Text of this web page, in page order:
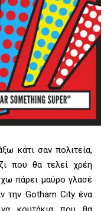
κάτι σαν πολιτεία,
που θα τελεί χρέη
πάρει μαύρο γλασέ
την Gotham City ένα